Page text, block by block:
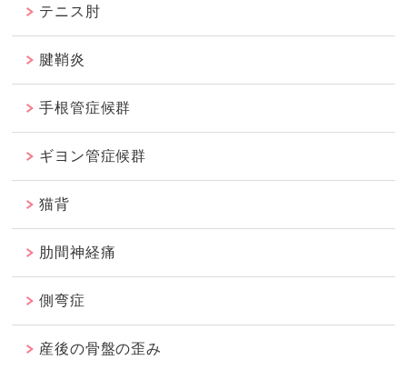
テニス肘
腱鞘炎
手根管症候群
ギヨン管症候群
猫背
肋間神経痛
側弯症
産後の骨盤の歪み